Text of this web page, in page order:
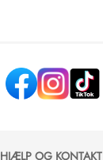
HJÆLP OG KONTAKT